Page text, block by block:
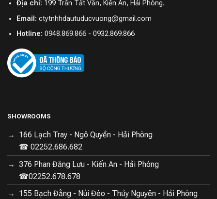
Địa chỉ: 199 Trần Tất Văn, Kiến An, Hải Phòng.
Email: ctytnhhdautuducvuong@gmail.com
Hotline: 0948.869.866 - 0932.869.866
SHOWROOMS
166 Lạch Tray - Ngô Quyền - Hải Phòng
☎ 02252.686.682
376 Phan Đăng Lưu - Kiến An - Hải Phòng
☎02252.678.678
155 Bạch Đằng - Núi Đèo - Thủy Nguyên - Hải Phòng